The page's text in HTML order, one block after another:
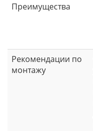
Преимущества
Рекомендации по
монтажу